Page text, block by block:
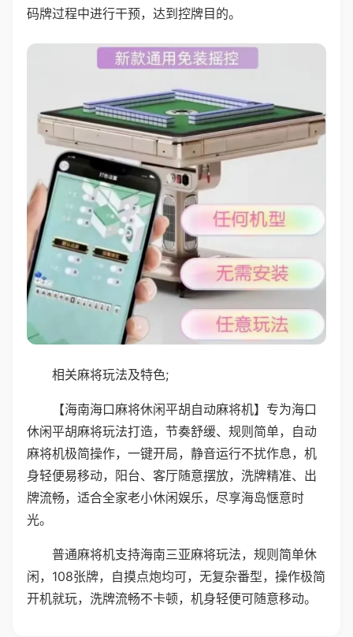
码牌过程中进行干预，达到控牌目的。
相关麻将玩法及特色;
【海南海口麻将休闲平胡自动麻将机】专为海口
休闲平胡麻将玩法打造，节奏舒缓、规则简单，自动
麻将机极简操作，一键开局，静音运行不扰作息，机
身轻便易移动，阳台、客厅随意摆放，洗牌精准、出
牌流畅，适合全家老小休闲娱乐，尽享海岛惬意时
光。
普通麻将机支持海南三亚麻将玩法，规则简单休
闲，108张牌，自摸点炮均可，无复杂番型，操作极简
开机就玩，洗牌流畅不卡顿，机身轻便可随意移动。